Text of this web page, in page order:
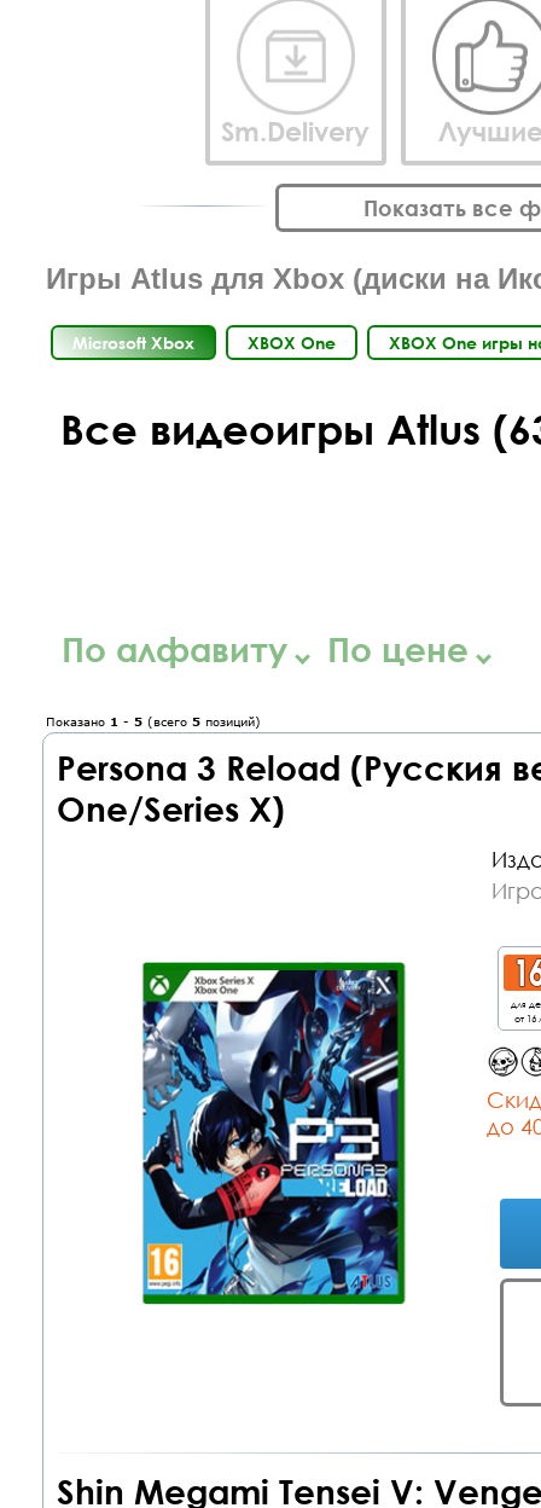
Sm.Delivery
Показать все
Игры Atlus для Xbox (диски на
Microsoft Xbox XBOX One XBOX One игры
Все видеоигры Atlus
По алфавиту По цене
Показано 1 - 5 (всего 5 позиций)
Persona 3 Reload (Русския
One/Series X)
для
от 16
до
Shin Megami Tensei V: